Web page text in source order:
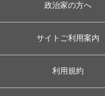
政治家の方へ
サイトご利用案内
利用規約